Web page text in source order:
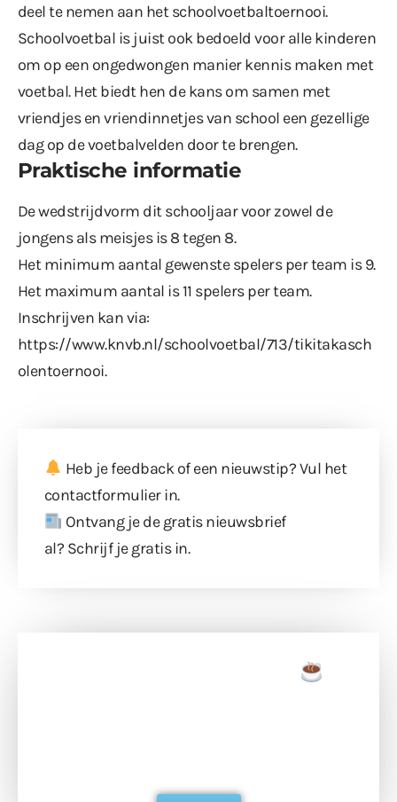
deel te nemen aan het schoolvoetbaltoernooi.
Schoolvoetbal is juist ook bedoeld voor alle kinderen
om op een ongedwongen manier kennis maken met
voetbal. Het biedt hen de kans om samen met
vriendjes en vriendinnetjes van school een gezellige
dag op de voetbalvelden door te brengen.
Praktische informatie
De wedstrijdvorm dit schooljaar voor zowel de
jongens als meisjes is 8 tegen 8.
Het minimum aantal gewenste spelers per team is 9.
Het maximum aantal is 11 spelers per team.
Inschrijven kan via:
https://www.knvb.nl/schoolvoetbal/713/tikitakasch
olentoernooi.
Heb je feedback of een nieuwstip? Vul het
contactformulierin.
Ontvang je de gratis nieuwsbrief
al? Schrijf je gratis in.